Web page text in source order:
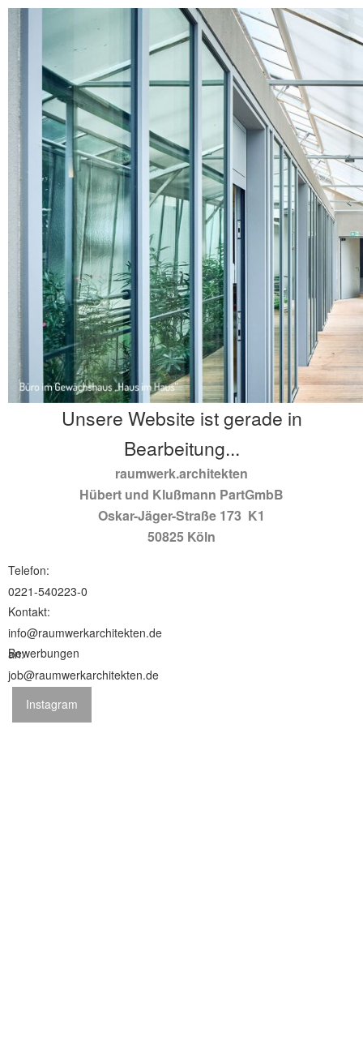
Unsere Website ist gerade in
Bearbeitung...
raumwerk.architekten
Hübert und Klußmann PartGmbB
Oskar-Jäger-Straße 173 K1
50825 Köln
Telefon:
0221-540223-0
Kontakt:
info@raumwerkarchitekten.de
Bewerbungen an:
job@raumwerkarchitekten.de
Instagram